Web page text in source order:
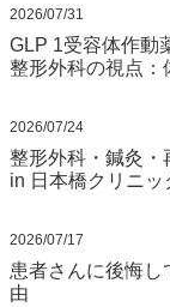
2026/07/31
GLP 1受容体作動
整形外科の視点：
2026/07/24
整形外科・鍼灸・
in 日本橋クリニッ
2026/07/17
患者さんに後悔し
由